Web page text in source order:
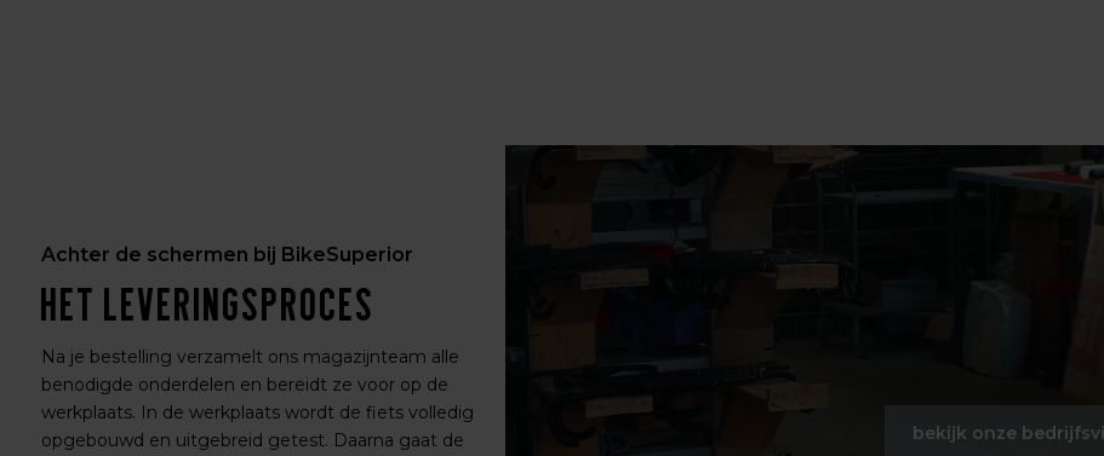
Achter de schermen bij BikeSuperior
Het leveringsproces
Na je bestelling verzamelt ons magazijnteam alle
benodigde onderdelen en bereidt ze voor op de
werkplaats. In de werkplaats wordt de fiets volledig
opgebouwd en uitgebreid getest. Daarna gaat de
bekijk onze